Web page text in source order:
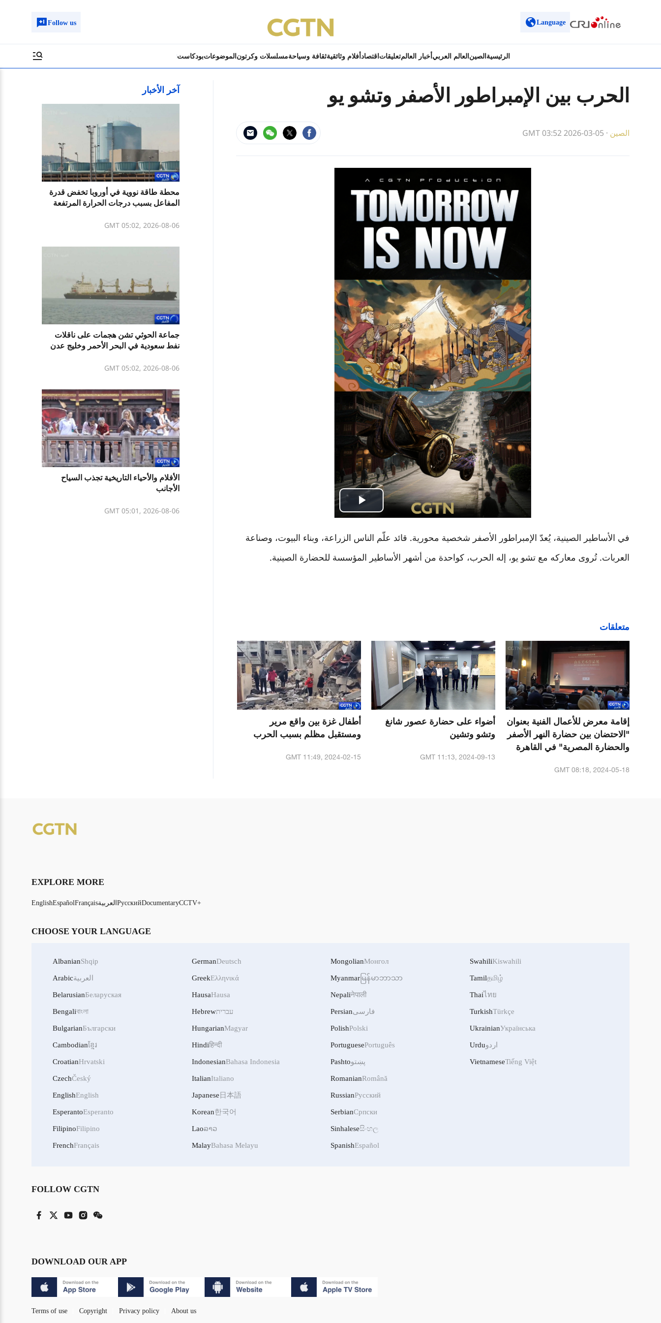
Language
Follow us
الرئيسية الصين العالم العربي أخبار العالمتعليقات اقتصاد أفلام وثائقيةثقافة وسياحةمسلسلات وكرتون الموضوعاتبودكاست
الحرب بين الإمبراطور الأصفر وتشو يو
الصين ·
GMT 03:52 2026-03-05
Play
Video
في الأساطير الصينية، يُعدّ الإمبراطور الأصفر شخصية محورية. قائد علّم الناس الزراعة، وبناء البيوت، وصناعة
العربات. تُروى معاركه مع تشو يو، إله الحرب، كواحدة من أشهر الأساطير المؤسسة للحضارة الصينية.
متعلقات
إقامة معرض للأعمال الفنية بعنوان
"الاحتضان بين حضارة النهر الأصفر
والحضارة المصرية" في القاهرة
GMT 08:18, 2024-05-18
أضواء على حضارة عصور شانغ
وتشو وتشين
GMT 11:13, 2024-09-13
أطفال غزة بين واقع مرير
ومستقبل مظلم بسبب الحرب
GMT 11:49, 2024-02-15
آخر الأخبار
محطة طاقة نووية في أوروبا تخفض قدرة
المفاعل بسبب درجات الحرارة المرتفعة
GMT 05:02, 2026-08-06
جماعة الحوثي تشن هجمات على ناقلات
نفط سعودية في البحر الأحمر وخليج عدن
GMT 05:02, 2026-08-06
الأفلام والأحياء التاريخية تجذب السياح
الأجانب
GMT 05:01, 2026-08-06
EXPLORE MORE
EnglishEspañolFrançaisالعربية РусскийDocumentaryCCTV+
CHOOSE YOUR LANGUAGE
AlbanianShqip
Arabicالعربية
BelarusianБеларуская
Bengaliবাংলা
BulgarianБългарски
Cambodianខ្មែរ
CroatianHrvatski
CzechČeský
EnglishEnglish
EsperantoEsperanto
FilipinoFilipino
FrenchFrançais
GermanDeutsch
GreekΕλληνικά
HausaHausa
Hebrewעברית
HungarianMagyar
Hindiहिन्दी
IndonesianBahasa Indonesia
ItalianItaliano
Japanese 日本語
Korean한국어
Laoລາວ
MalayBahasa Melayu
MongolianМонгол
Myanmar မြန်မာဘာသာ
Nepaliनेपाली
Persianفارسی
PolishPolski
PortuguesePortuguês
Pashtoپښتو
RomanianRomână
RussianРусский
SerbianСрпски
Sinhaleseසිංහල
SpanishEspañol
SwahiliKiswahili
Tamilதமிழ்
Thaiไทย
TurkishTürkçe
UkrainianУкраїнська
Urduاردو
VietnameseTiếng Việt
FOLLOW CGTN
DOWNLOAD OUR APP
Terms of use Copyright Privacy policy About us